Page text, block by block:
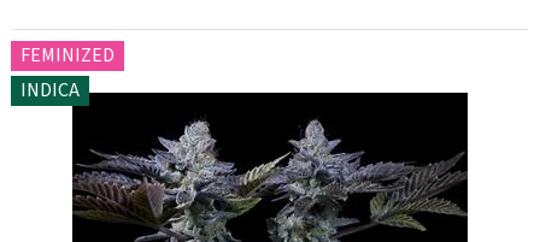
FEMINIZED
INDICA